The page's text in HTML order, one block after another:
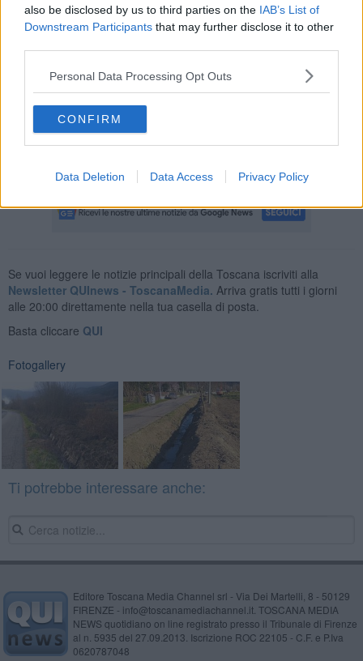
also be disclosed by us to third parties on the IAB’s List of
Downstream Participants that may further disclose it to other
Personal Data Processing Opt Outs
CONFIRM
Data Deletion Data Access Privacy Policy
l'importanza delle opere di manutenzione ordinaria dei corsi
d'acqua per garantire la resistenza degli argini.
"Sono proprio queste le attività fondamentali per portare alla luce
criticità importanti che, se non sanate tempestivamente, potrebbero
trasformarsi in severi fattori di rischio per il territorio”.Conclude
Serena Stefani, Presidente del CB2.
Se vuoi leggere le notizie principali della Toscana iscriviti alla
Newsletter QUInews - ToscanaMedia. Arriva gratis tutti i giorni
alle 20:00 direttamente nella tua casella di posta.
Basta cliccare QUI
Fotogallery
Ti potrebbe interessare anche:
Editore Toscana Media Channel srl - Via Dei Martelli, 8 - 50129
FIRENZE - info@toscanamediachannel.it. TOSCANA MEDIA
NEWS quotidiano on line registrato presso il Tribunale di Firenze
al n. 5935 del 27.09.2013. Iscrizione ROC 22105 - C.F. e P.Iva
0620787048